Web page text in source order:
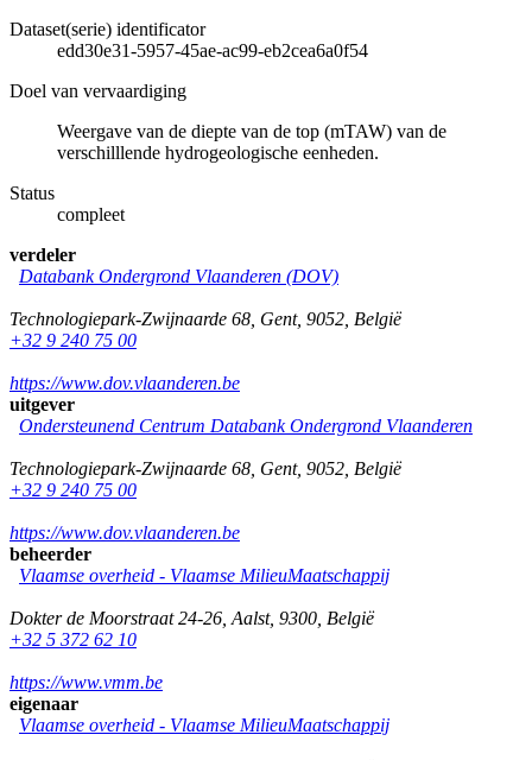
Dataset(serie) identificator
edd30e31-5957-45ae-ac99-eb2cea6a0f54
Doel van vervaardiging
Weergave van de diepte van de top (mTAW) van de
verschilllende hydrogeologische eenheden.
Status
compleet
verdeler
Databank Ondergrond Vlaanderen (DOV)
Technologiepark-Zwijnaarde 68 Gent, 9052 België
+32 9 240 75 00
https://www.dov.vlaanderen.be
uitgever
Ondersteunend Centrum Databank Ondergrond Vlaanderen
Technologiepark-Zwijnaarde 68 Gent, 9052 België
+32 9 240 75 00
https://www.dov.vlaanderen.be
beheerder
Vlaamse overheid - Vlaamse MilieuMaatschappij
Dokter de Moorstraat 24-26 Aalst, 9300 België
+32 5 372 62 10
https://www.vmm.be
eigenaar
Vlaamse overheid - Vlaamse MilieuMaatschappij